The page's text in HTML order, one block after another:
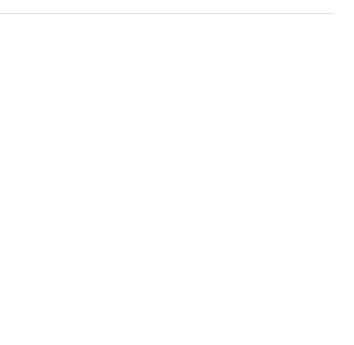
עומק, עם נפח. כיצד הופכים ציור שטוח לדבר